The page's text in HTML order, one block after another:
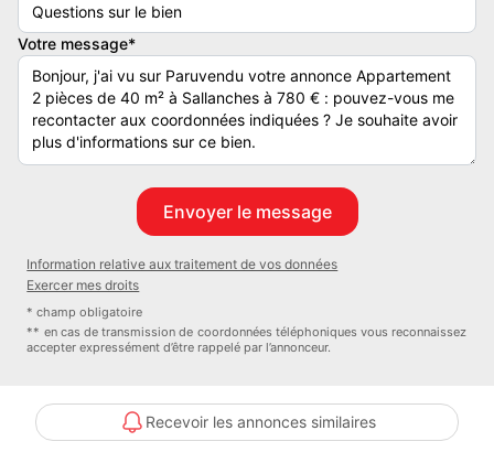
Contacter l'annonceur
AGENCE TISSOT
Votre message*
Information relative aux traitement de vos données
Exercer mes droits
* champ obligatoire
** en cas de transmission de coordonnées téléphoniques vous reconnaissez
accepter expressément d’être rappelé par l’annonceur.
Recevoir les annonces similaires